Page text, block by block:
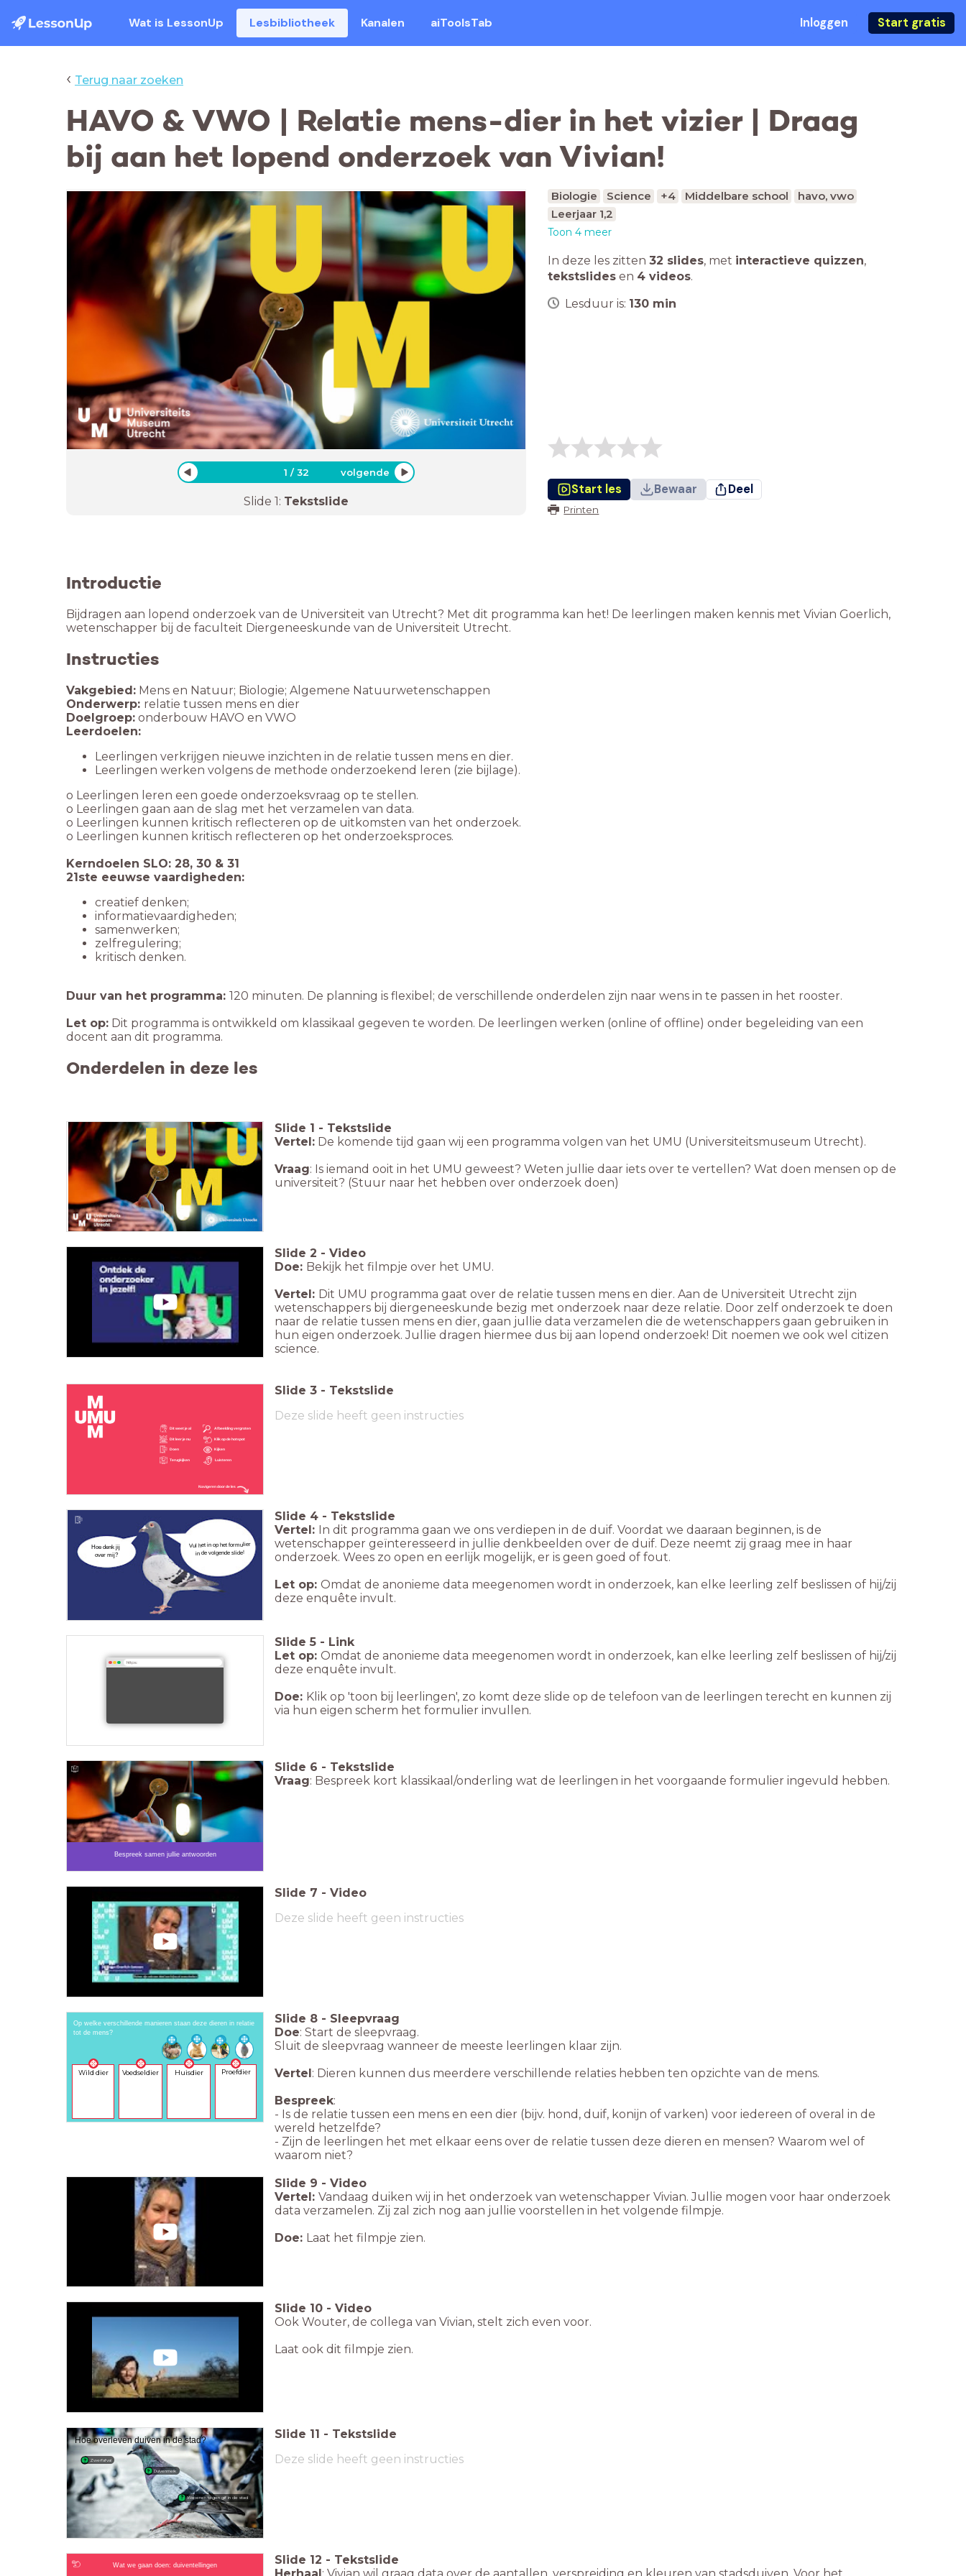
Wat is LessonUp Lesbibliotheek Kanalen aiToolsTab Inloggen Start gratis
‹ Terug naar zoeken
HAVO & VWO | Relatie mens-dier in het vizier | Draag
bij aan het lopend onderzoek van Vivian!
1 /32 volgende
Slide 1: Tekstslide
Biologie Science +4 Middelbare school
havo, vwo
Leerjaar 1,2
Toon 4 meer
In deze les zitten 32 slides, met interactieve quizzen,
tekstslides en 4 videos.
Lesduur is: 130 min
Start les Bewaar Deel
Printen
Introductie
Bijdragen aan lopend onderzoek van de Universiteit van Utrecht? Met dit programma kan het! De leerlingen maken kennis met Vivian Goerlich,
wetenschapper bij de faculteit Diergeneeskunde van de Universiteit Utrecht.
Instructies
Vakgebied: Mens en Natuur; Biologie; Algemene Natuurwetenschappen
Onderwerp: relatie tussen mens en dier
Doelgroep: onderbouw HAVO en VWO
Leerdoelen:
Leerlingen verkrijgen nieuwe inzichten in de relatie tussen mens en dier.
Leerlingen werken volgens de methode onderzoekend leren (zie bijlage).
o Leerlingen leren een goede onderzoeksvraag op te stellen.
o Leerlingen gaan aan de slag met het verzamelen van data.
o Leerlingen kunnen kritisch reflecteren op de uitkomsten van het onderzoek.
o Leerlingen kunnen kritisch reflecteren op het onderzoeksproces.
Kerndoelen SLO: 28, 30 & 31
21ste eeuwse vaardigheden:
creatief denken;
informatievaardigheden;
samenwerken;
zelfregulering;
kritisch denken.
Duur van het programma: 120 minuten. De planning is flexibel; de verschillende onderdelen zijn naar wens in te passen in het rooster.
Let op: Dit programma is ontwikkeld om klassikaal gegeven te worden. De leerlingen werken (online of offline) onder begeleiding van een
docent aan dit programma.
Onderdelen in deze les
Slide 1 - Tekstslide
Vertel: De komende tijd gaan wij een programma volgen van het UMU (Universiteitsmuseum Utrecht).
Vraag: Is iemand ooit in het UMU geweest? Weten jullie daar iets over te vertellen? Wat doen mensen op de
universiteit? (Stuur naar het hebben over onderzoek doen)
Slide 2 - Video
Doe: Bekijk het filmpje over het UMU.
Vertel: Dit UMU programma gaat over de relatie tussen mens en dier. Aan de Universiteit Utrecht zijn
wetenschappers bij diergeneeskunde bezig met onderzoek naar deze relatie. Door zelf onderzoek te doen
naar de relatie tussen mens en dier, gaan jullie data verzamelen die de wetenschappers gaan gebruiken in
hun eigen onderzoek. Jullie dragen hiermee dus bij aan lopend onderzoek! Dit noemen we ook wel citizen
science.
Dit leer je nu
Dit weet je al
Doen
Terugkijken
Klik op de hotspot
Afbeelding vergroten
Navigeren door de les
Kijken
Luisteren
Slide 3 - Tekstslide
Deze slide heeft geen instructies
Hoe denk jij
over mij?
Vul het in op het formulier
in de volgende slide!
Slide 4 - Tekstslide
Vertel: In dit programma gaan we ons verdiepen in de duif. Voordat we daaraan beginnen, is de
wetenschapper geïnteresseerd in jullie denkbeelden over de duif. Deze neemt zij graag mee in haar
onderzoek. Wees zo open en eerlijk mogelijk, er is geen goed of fout.
Let op: Omdat de anonieme data meegenomen wordt in onderzoek, kan elke leerling zelf beslissen of hij/zij
deze enquête invult.
https:
Slide 5 - Link
Let op: Omdat de anonieme data meegenomen wordt in onderzoek, kan elke leerling zelf beslissen of hij/zij
deze enquête invult.
Doe: Klik op 'toon bij leerlingen', zo komt deze slide op de telefoon van de leerlingen terecht en kunnen zij
via hun eigen scherm het formulier invullen.
Bespreek samen jullie antwoorden
Slide 6 - Tekstslide
Vraag: Bespreek kort klassikaal/onderling wat de leerlingen in het voorgaande formulier ingevuld hebben.
Slide 7 - Video
Deze slide heeft geen instructies
Op welke verschillende manieren staan deze dieren in relatie
tot de mens?
Proefdier
Huisdier
Voedseldier
Wild dier
Slide 8 - Sleepvraag
Doe: Start de sleepvraag.
Sluit de sleepvraag wanneer de meeste leerlingen klaar zijn.
Vertel: Dieren kunnen dus meerdere verschillende relaties hebben ten opzichte van de mens.
Bespreek:
- Is de relatie tussen een mens en een dier (bijv. hond, duif, konijn of varken) voor iedereen of overal in de
wereld hetzelfde?
- Zijn de leerlingen het met elkaar eens over de relatie tussen deze dieren en mensen? Waarom wel of
waarom niet?
Slide 9 - Video
Vertel: Vandaag duiken wij in het onderzoek van wetenschapper Vivian. Jullie mogen voor haar onderzoek
data verzamelen. Zij zal zich nog aan jullie voorstellen in het volgende filmpje.
Doe: Laat het filmpje zien.
Slide 10 - Video
Ook Wouter, de collega van Vivian, stelt zich even voor.
Laat ook dit filmpje zien.
Hoe overleven duiven in de stad?
Wapenen tegen gif in de stad
Zwerfafval
Duivenmelk
Slide 11 - Tekstslide
Deze slide heeft geen instructies
Wat we gaan doen: duiventellingen Slide 12 - Tekstslide